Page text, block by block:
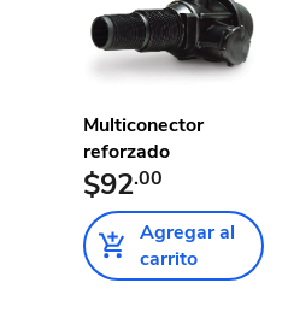
Multiconector
reforzado
$92.00
Agregar al
carrito